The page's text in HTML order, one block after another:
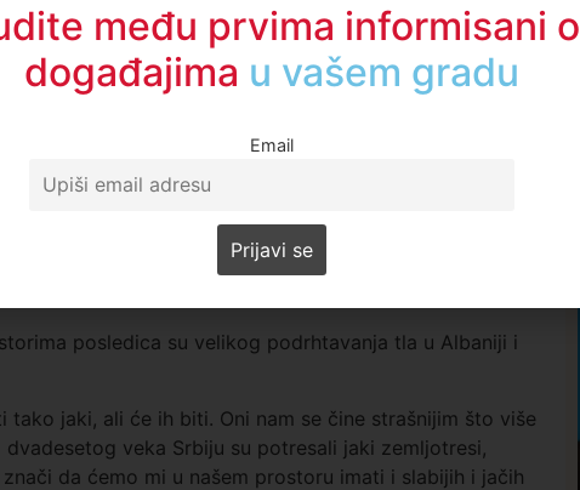
bio neki jači od 5 stepeni. Ovaj zemljotres je slab,
spavanje”, kaže Slavica Radovanović, seizmolog.
i zato se slabo osetio.
i Leskovcu, Radovanović kaže da je relativno gde
su bili na Kritu, pa na Kefaloniji, ne mora zemljotres
posledica su velikog podrhtavanja tla u Albaniji i
tako jaki, ali će ih biti. Oni nam se čine strašnijim što više
veka Srbiju su potresali jaki zemljotresi,
da ćemo mi u našem prostoru imati i slabijih i jačih
među prvima informisani o
događajima u regionu
Email